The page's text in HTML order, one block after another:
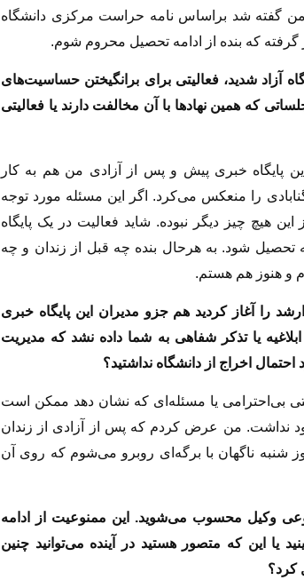
من گفته شد براساس نامه حراست مرکزی دانشگاه
گرفته که بنده از ادامه تحصیل محروم شوم.
آزاد شدید، فعالیتی برای برانگیختن حساسیت‌های
که همین نهادها با آن مخالفت دارند یا فعالیتی
پایگاه خبری پیش و پس از آزادی من هم به کار
را منعکس می‌کرد. اگر این مسئله مورد توجه
هیچ چیز دیگر نبوده. شاید فعالیت در یک پایگاه
شود. به هرحال بنده چه قبل از زندان و چه
و هنوز هم هستم.
را آغاز کردید هم جزو مدیران این پایگاه خبری
یا تذکر شفاهی به شما داده نشد که مدیریت
اخراج از دانشگاه نداشتید؟
بی‌احترامی یا مسئله‌ای که نشان دهد ممکن است
نداشت. من عرض کردم که پس از آزادی از زندان
شنبه ناگهان با برگه‌ای روبرو می‌شوم که روی آن
وکیل محسوب می‌شوید. این ممنوعیت از ادامه
یا این که متصور هستید در آینده می‌توانید چنین
کرد؟